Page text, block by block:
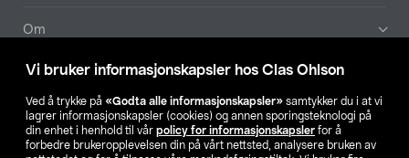
Vi bruker informasjonskapsler hos Clas Ohlson
Ved å trykke på «Godta alle informasjonskapsler» samtykker du i at vi
lagrer informasjonskapsler (cookies) og annen sporingsteknologi på
din enhet i henhold til vår policy for informasjonskapsler for å
forbedre brukeropplevelsen din på vårt nettsted, analysere bruken av
Om
Aktuelt
Våre selskaper